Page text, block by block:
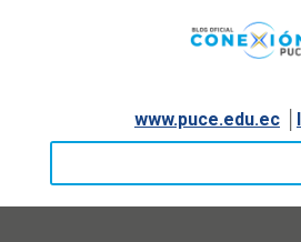
www.puce.edu.ec│